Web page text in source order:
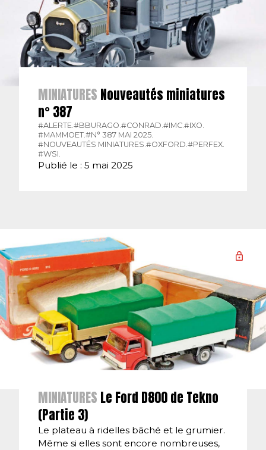
MINIATURES Nouveautés miniatures
n° 387
#ALERTE.#BBURAGO.#CONRAD.#IMC.#IXO.
#MAMMOET.#N° 387 MAI 2025.
#NOUVEAUTÉS MINIATURES.#OXFORD.#PERFEX.
#WSI.
Publié le : 5 mai 2025
MINIATURES Le Ford D800 de Tekno
(Partie 3)
Le plateau à ridelles bâché et le grumier.
Même si elles sont encore nombreuses,